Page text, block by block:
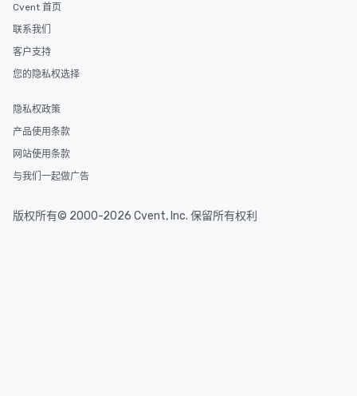
Cvent 首页
联系我们
客户支持
您的隐私权选择
隐私权政策
产品使用条款
网站使用条款
与我们一起做广告
版权所有© 2000-2026 Cvent, Inc. 保留所有权利